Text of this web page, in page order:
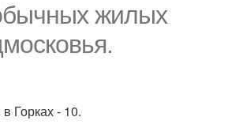
жилых
Горках - 10.